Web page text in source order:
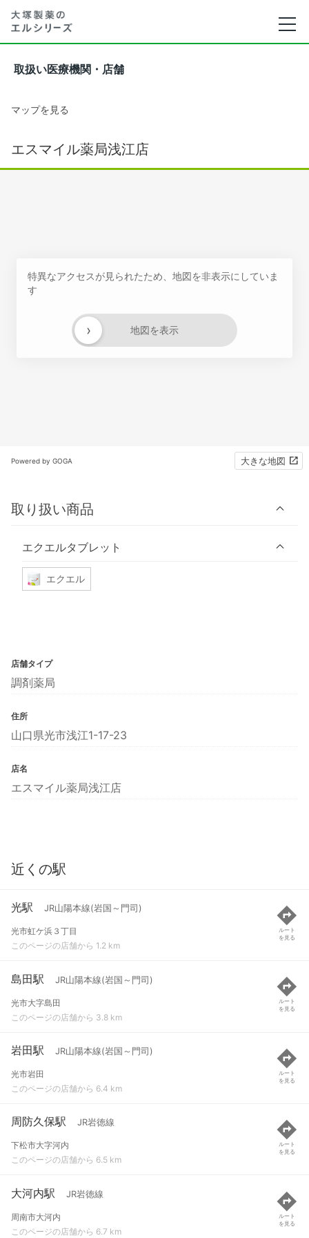
取扱い医療機関・店舗
マップを見る
エスマイル薬局浅江店
特異なアクセスが見られたため、地図を非表示にしていま
す
地図を表示
›
Powered by GOGA 大きな地図
取り扱い商品
エクエルタブレット
エクエル
店舗タイプ
調剤薬局
住所
山口県光市浅江1-17-23
店名
エスマイル薬局浅江店
近くの駅
光駅 JR山陽本線(岩国～門司)
光市虹ケ浜３丁目
このページの店舗から 1.2 km
ルート
を見る
島田駅 JR山陽本線(岩国～門司)
光市大字島田
このページの店舗から 3.8 km
ルート
を見る
岩田駅 JR山陽本線(岩国～門司)
光市岩田
このページの店舗から 6.4 km
ルート
を見る
周防久保駅 JR岩徳線
下松市大字河内
このページの店舗から 6.5 km
ルート
を見る
大河内駅 JR岩徳線
周南市大河内
このページの店舗から 6.7 km
ルート
を見る